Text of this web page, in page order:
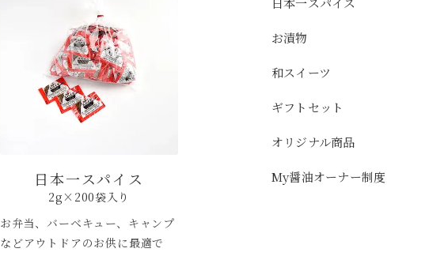
日本一スパイス
2g×200袋入り
お弁当、バーベキュー、キャンプ
などアウトドアのお供に最適で
お漬物
和スイーツ
ギフトセット
オリジナル商品
My醤油オーナー制度